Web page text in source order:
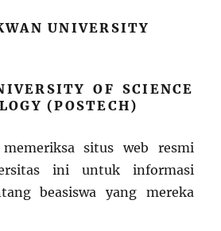
UNIVERSITY
OF SCIENCE
(POSTECH)
situs web resmi
ini untuk informasi
beasiswa yang mereka